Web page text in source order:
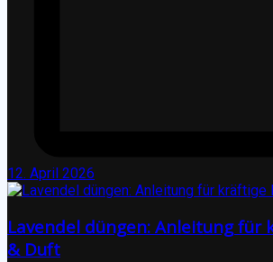
12. April 2026
Lavendel düngen: Anleitung für
& Duft